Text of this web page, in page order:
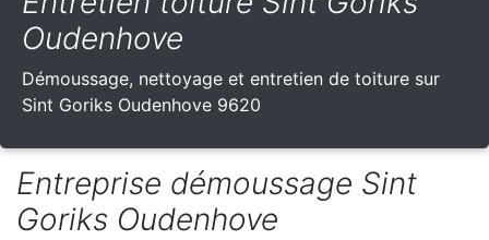
Oudenhove
Démoussage, nettoyage et entretien de toiture sur
Sint Goriks Oudenhove 9620
Entreprise démoussage Sint
Goriks Oudenhove